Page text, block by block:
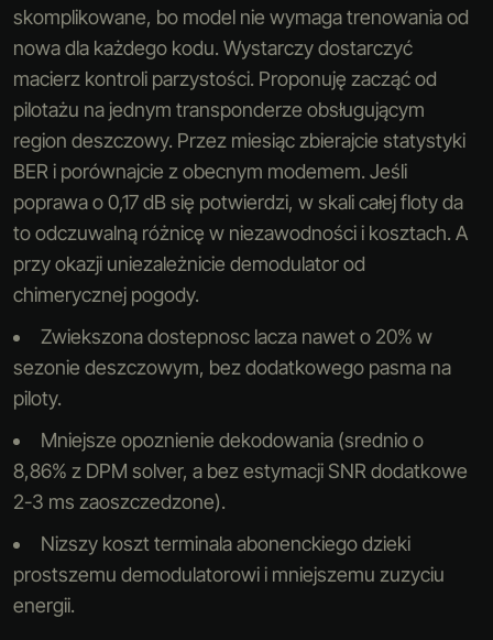
skomplikowane, bo model nie wymaga trenowania od
nowa dla każdego kodu. Wystarczy dostarczyć
macierz kontroli parzystości. Proponuję zacząć od
pilotażu na jednym transponderze obsługującym
region deszczowy. Przez miesiąc zbierajcie statystyki
BER i porównajcie z obecnym modemem. Jeśli
poprawa o 0,17 dB się potwierdzi, w skali całej floty da
to odczuwalną różnicę w niezawodności i kosztach. A
przy okazji uniezależnicie demodulator od
chimerycznej pogody.
Zwiekszona dostepnosc lacza nawet o 20% w
sezonie deszczowym, bez dodatkowego pasma na
piloty.
Mniejsze opoznienie dekodowania (srednio o
8,86% z DPM solver, a bez estymacji SNR dodatkowe
2-3 ms zaoszczedzone).
Nizszy koszt terminala abonenckiego dzieki
prostszemu demodulatorowi i mniejszemu zuzyciu
energii.